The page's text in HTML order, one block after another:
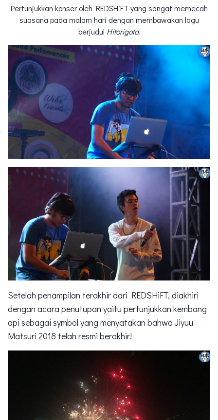
Pertunjukkan konser oleh REDSHiFT yang sangat memecah
suasana pada malam hari dengan membawakan lagu
berjudul Hitorigoto!
Setelah penampilan terakhir dari REDSHiFT, diakhiri
dengan acara penutupan yaitu pertunjukkan kembang
api sebagai symbol yang menyatakan bahwa Jiyuu
Matsuri 2018 telah resmi berakhir!